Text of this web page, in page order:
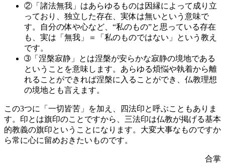
②「諸法無我」はあらゆるものは因縁によって成り立
っており、独立した存在、実体は無いという意味で
す。自分の体や心など、“私のもの”と思っている存在
も、実は「無我」＝「私のものではない」という教え
です。
➂「涅槃寂静」とは涅槃が安らかな寂静の境地である
ということを意味します。あらゆる煩悩や執着から離
れることができれば涅槃に入ることができ、仏教理想
の境地とも言えます。
この3つに「一切皆苦」を加え、四法印と呼ぶこともありま
す。印とは旗印のことですから、三法印は仏教が掲げる基本
的教義の旗印ということになります。大変大事なものですか
ら常に心に留めおきたいものです。
合掌